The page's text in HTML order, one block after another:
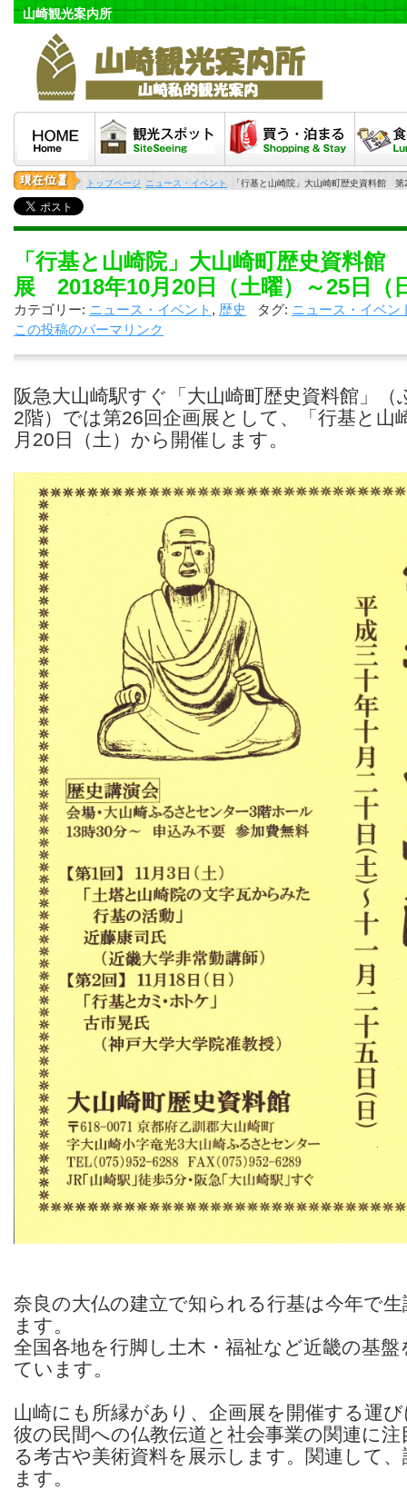
山崎観光案内所
観光スポット 泊まる・買う
トップページ ニュース・イベント 「行基と山崎院」大山崎町歴史資料館
「行基と山崎院」大山崎町歴史資料館
展 2018年10月20日（土曜）～25日（
カテゴリー: ニュース・イベント , 歴史 タグ: ニュース・イベン
この投稿のパーマリンク
阪急大山崎駅すぐ「大山崎町歴史資料館」
2階）では第26回企画展として、「行基と山
月20日（土）から開催します。
奈良の大仏の建立で知られる行基は今年で
ます。
全国各地を行脚し土木・福祉など近畿の基
ています。
山崎にも所縁があり、企画展を開催する運
彼の民間への仏教伝道と社会事業の関連に
る考古や美術資料を展示します。関連して
ます。